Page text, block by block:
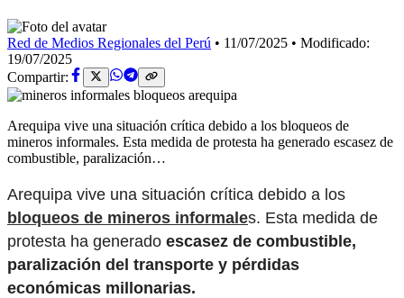
Red de Medios Regionales del Perú • 11/07/2025 • Modificado:
19/07/2025
Compartir:
Arequipa vive una situación crítica debido a los bloqueos de
mineros informales. Esta medida de protesta ha generado escasez de
combustible, paralización…
Arequipa vive una situación crítica debido a los
bloqueos de mineros informales. Esta medida de
protesta ha generado escasez de combustible,
paralización del transporte y pérdidas
económicas millonarias.